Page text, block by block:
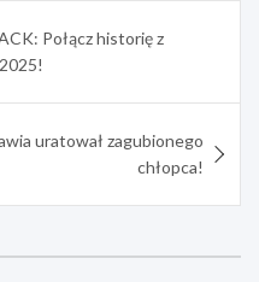
Połącz historię z
uratował zagubionego
chłopca!